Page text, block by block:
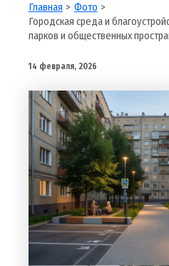
Главная
Фото
Городская среда и
парков и общественных
14 февраля, 2026